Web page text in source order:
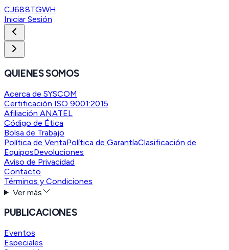
CJ688TGWH
Iniciar Sesión
QUIENES SOMOS
Acerca de SYSCOM
Certificación ISO 9001:2015
Afiliación ANATEL
Código de Ética
Bolsa de Trabajo
Política de VentaPolítica de GarantíaClasificación de
EquiposDevoluciones
Aviso de Privacidad
Contacto
Términos y Condiciones
Ver más
PUBLICACIONES
Eventos
Especiales